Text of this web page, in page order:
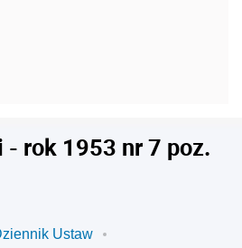
rok 1953 nr 7 poz.
Ustaw